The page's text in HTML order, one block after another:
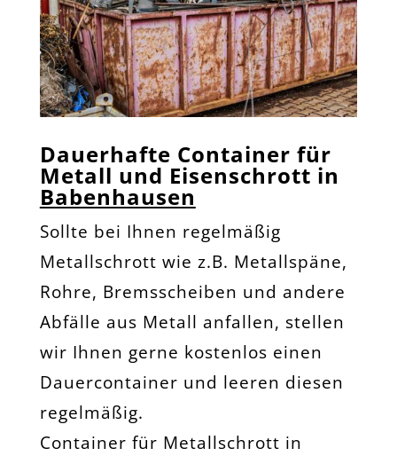
Dauerhafte Container für
Metall und Eisenschrott in
Babenhausen
Sollte bei Ihnen regelmäßig
Metallschrott wie z.B. Metallspäne,
Rohre, Bremsscheiben und andere
Abfälle aus Metall anfallen, stellen
wir Ihnen gerne kostenlos einen
Dauercontainer und leeren diesen
regelmäßig.
Container für Metallschrott in